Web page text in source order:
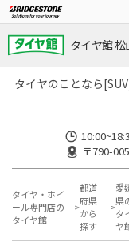
タイヤ館 松
タイヤのことなら
〒790-
タイヤ・ホイ
ール専門店の
タイヤ館
都道
府県
から
探す
愛
県
タ
ヤ